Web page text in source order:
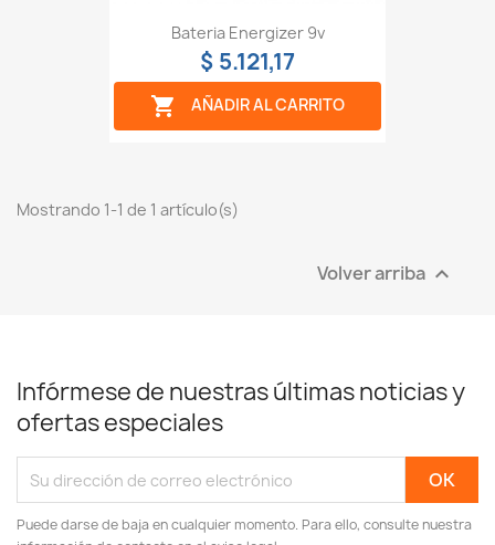
Bateria Energizer 9v
$ 5.121,17
 AÑADIR AL CARRITO
Mostrando 1-1 de 1 artículo(s)
Volver arriba 
Infórmese de nuestras últimas noticias y
ofertas especiales
Puede darse de baja en cualquier momento. Para ello, consulte nuestra